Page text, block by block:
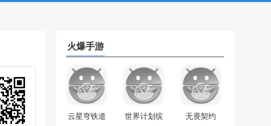
火爆手游
云星穹铁道
世界计划缤
无畏契约